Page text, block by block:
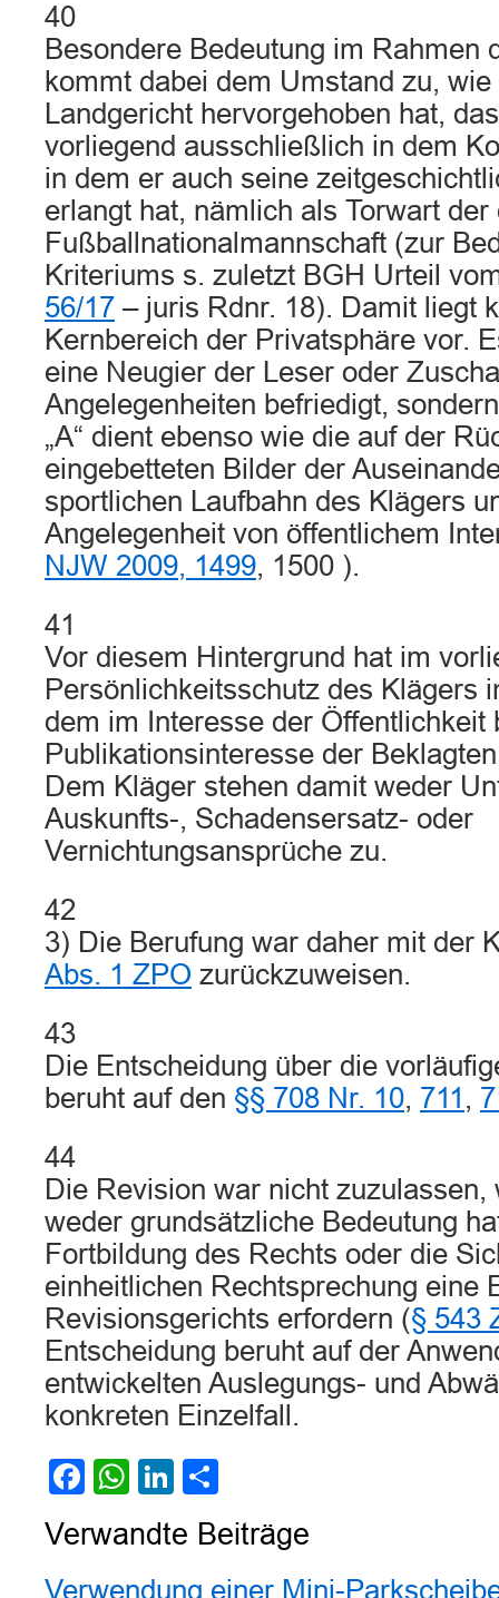
40
Besondere Bedeutung im Rahmen
kommt dabei dem Umstand zu,
Landgericht hervorgehoben hat,
vorliegend ausschließlich in dem
in dem er auch seine
erlangt hat, nämlich als Torwart der
Fußballnationalmannschaft (zur
Kriteriums s. zuletzt BGH Urteil
56/17 – juris Rdnr. 18). Damit liegt
Kernbereich der Privatsphäre vor.
eine Neugier der Leser oder
Angelegenheiten befriedigt,
„A“ dient ebenso wie die auf der
eingebetteten Bilder der
sportlichen Laufbahn des Klägers
Angelegenheit von öffentlichem
NJW 2009, 1499, 1500 ).
41
Vor diesem Hintergrund hat im
Persönlichkeitsschutz des Klägers
dem im Interesse der Öffentlichkeit
Publikationsinteresse der
Dem Kläger stehen damit weder
Auskunfts-, Schadensersatz- oder
Vernichtungsansprüche zu.
42
3) Die Berufung war daher mit der
Abs. 1 ZPO zurückzuweisen.
43
Die Entscheidung über die
beruht auf den §§ 708 Nr. 10, 711 ,
44
Die Revision war nicht zuzulassen,
weder grundsätzliche Bedeutung
Fortbildung des Rechts oder die
einheitlichen Rechtsprechung eine
Revisionsgerichts erfordern (§ 543
Entscheidung beruht auf der
entwickelten Auslegungs- und
konkreten Einzelfall.
Facebook
WhatsApp
LinkedIn
Verwandte Beiträge
Verwendung einer Mini-